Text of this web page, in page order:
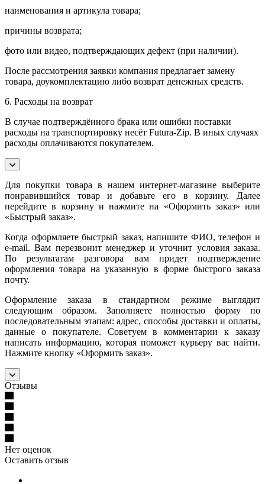
наименования и артикула товара;
причины возврата;
фото или видео, подтверждающих дефект (при наличии).
После рассмотрения заявки компания предлагает замену
товара, доукомплектацию либо возврат денежных средств.
6. Расходы на возврат
В случае подтверждённого брака или ошибки поставки
расходы на транспортировку несёт Futura-Zip. В иных случаях
расходы оплачиваются покупателем.
Для покупки товара в нашем интернет-магазине выберите
понравившийся товар и добавьте его в корзину. Далее
перейдите в корзину и нажмите на «Оформить заказ» или
«Быстрый заказ».
Когда оформляете быстрый заказ, напишите ФИО, телефон и
e-mail. Вам перезвонит менеджер и уточнит условия заказа.
По результатам разговора вам придет подтверждение
оформления товара на указанную в форме быстрого заказа
почту.
Оформление заказа в стандартном режиме выглядит
следующим образом. Заполняете полностью форму по
последовательным этапам: адрес, способы доставки и оплаты,
данные о покупателе. Советуем в комментарии к заказу
написать информацию, которая поможет курьеру вас найти.
Нажмите кнопку «Оформить заказ».
Отзывы
Нет оценок
Оставить отзыв